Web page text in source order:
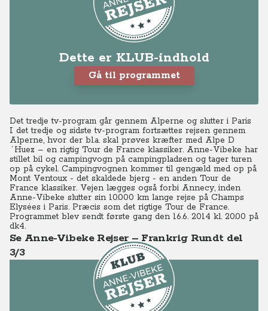
Dette er KLUB-indhold
Gå til programmet
Det tredje tv-program går gennem Alperne og slutter i Paris
I det tredje og sidste tv-program fortsættes rejsen gennem
Alperne, hvor der bl.a. skal prøves kræfter med Alpe D
´Huez – en rigtig Tour de France klassiker. Anne-Vibeke har
stillet bil og campingvogn på campingpladsen og tager turen
op på cykel. Campingvognen kommer til gengæld med op på
Mont Ventoux - det skaldede bjerg - en anden Tour de
France klassiker. Vejen lægges også forbi Annecy, inden
Anne-Vibeke slutter sin 10.000 km lange rejse på Champs
Elysées i Paris. Præcis som det rigtige Tour de France.
Programmet blev sendt første gang den 16.6. 2014 kl. 20.00 på
dk4.
Se Anne-Vibeke Rejser – Frankrig Rundt del
3/3